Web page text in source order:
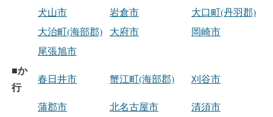
犬山市
岩倉市
大口町(丹羽郡)
大治町(海部郡)
大府市
岡崎市
尾張旭市
■か
行
春日井市 蟹江町(海部郡) 刈谷市
蒲郡市 北名古屋市
清須市